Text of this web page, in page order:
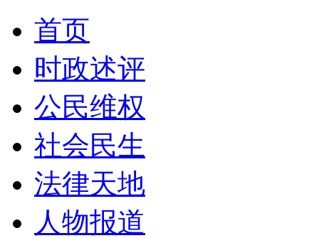
首页
时政述评
公民维权
社会民生
法律天地
人物报道